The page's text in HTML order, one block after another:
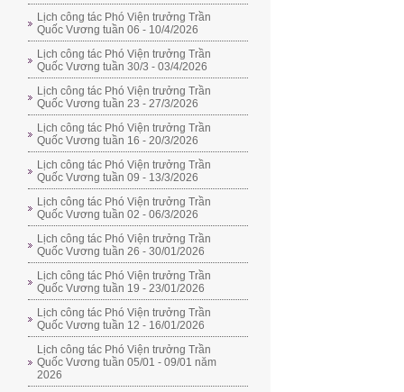
Lịch công tác Phó Viện trưởng Trần
Quốc Vương tuần 06 - 10/4/2026
Lịch công tác Phó Viện trưởng Trần
Quốc Vương tuần 30/3 - 03/4/2026
Lịch công tác Phó Viện trưởng Trần
Quốc Vương tuần 23 - 27/3/2026
Lịch công tác Phó Viện trưởng Trần
Quốc Vương tuần 16 - 20/3/2026
Lịch công tác Phó Viện trưởng Trần
Quốc Vương tuần 09 - 13/3/2026
Lịch công tác Phó Viện trưởng Trần
Quốc Vương tuần 02 - 06/3/2026
Lịch công tác Phó Viện trưởng Trần
Quốc Vương tuần 26 - 30/01/2026
Lịch công tác Phó Viện trưởng Trần
Quốc Vương tuần 19 - 23/01/2026
Lịch công tác Phó Viện trưởng Trần
Quốc Vương tuần 12 - 16/01/2026
Lịch công tác Phó Viện trưởng Trần
Quốc Vương tuần 05/01 - 09/01 năm
2026